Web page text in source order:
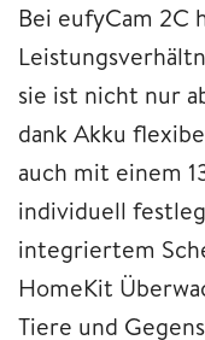
Bei eufyCam 2C
sie ist nicht nur
dank Akku
auch mit einem
individuell
integriertem
HomeKit
Tiere und